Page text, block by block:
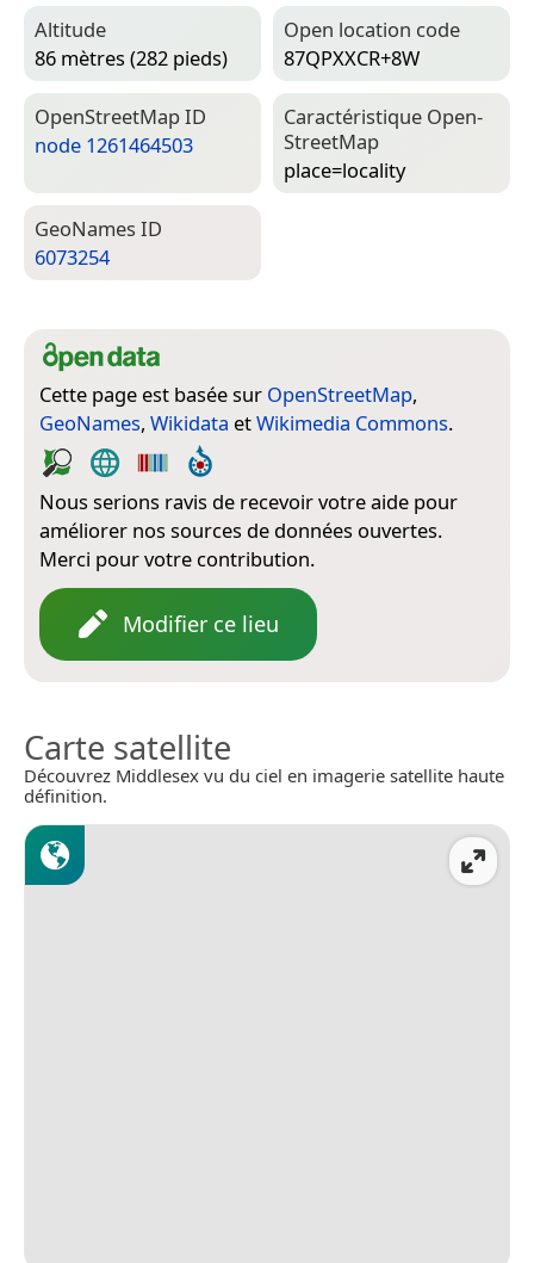
Altitude
86 mètres (282 pieds)
Open location code
87QPXXCR+8W
Open­Street­Map ID
node 1261464503
Caractéristique Open­
Street­Map
place=­locality
Geo­Names ID
6073254
Cette page est basée sur OpenStreetMap,
GeoNames, Wikidata etWikimedia Commons.
Nous serions ravis de recevoir votre aide pour
améliorer nos sources de données ouvertes.
Merci pour votre contribution.
Modifier ce lieu
Carte satellite
Découvrez Middlesex vu du ciel en imagerie satellite haute
définition.